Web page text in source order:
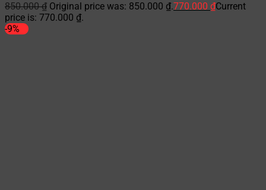
850.000₫ Original price was: 850.000 ₫.770.000 ₫Current
price is: 770.000 ₫.
-9%